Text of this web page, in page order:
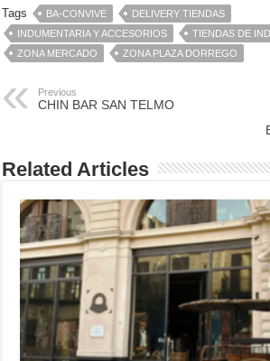
Tags BA-CONVIVE
DELIVERY TIENDAS
INDUMENTARIA Y ACCESORIOS
TIENDAS DE
ZONA MERCADO
ZONA PLAZA DORREGO
Previous
CHIN BAR SAN TELMO
Related Articles